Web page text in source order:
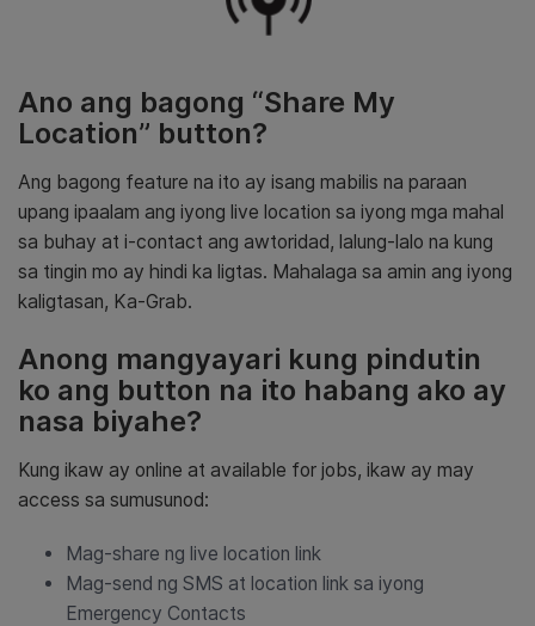
Ano ang bagong “Share My
Location” button?
Ang bagong feature na ito ay isang mabilis na paraan
upang ipaalam ang iyong live location sa iyong mga mahal
sa buhay at i-contact ang awtoridad, lalung-lalo na kung
sa tingin mo ay hindi ka ligtas. Mahalaga sa amin ang iyong
kaligtasan, Ka-Grab.
Anong mangyayari kung pindutin
ko ang button na ito habang ako ay
nasa biyahe?
Kung ikaw ay online at available for jobs, ikaw ay may
access sa sumusunod:
Mag-share ng live location link
Mag-send ng SMS at location link sa iyong
Emergency Contacts